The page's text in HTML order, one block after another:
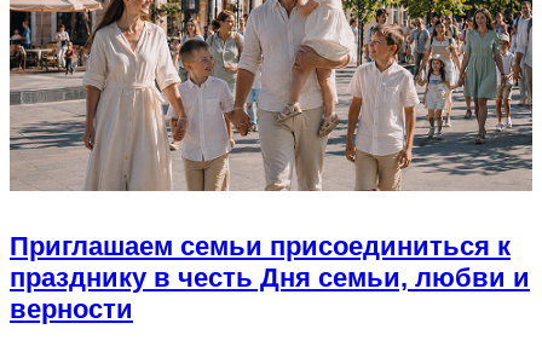
Приглашаем семьи присоединиться к
празднику в честь Дня семьи, любви и
верности